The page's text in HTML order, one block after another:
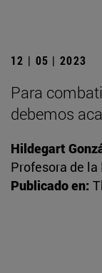
12 | 05 | 2023
Para
debemos
Hildegart
Profesora de
Publicado en: